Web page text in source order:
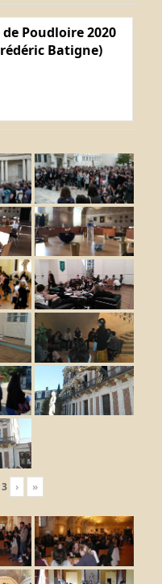
de Poudloire 2020
Batigne)
3 › »